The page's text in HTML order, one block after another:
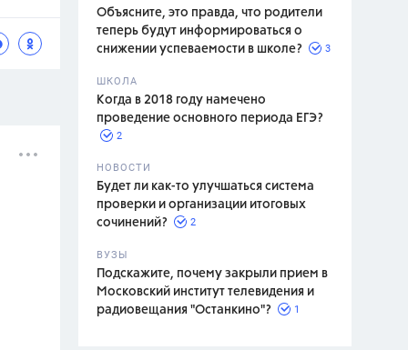
Объясните, это правда, что родители
теперь будут информироваться о
снижении успеваемости в школе?
3
ШКОЛА
Когда в 2018 году намечено
проведение основного периода ЕГЭ?
2
НОВОСТИ
Будет ли как-то улучшаться система
проверки и организации итоговых
сочинений?
2
ВУЗЫ
Подскажите, почему закрыли прием в
Московский институт телевидения и
радиовещания "Останкино"?
1